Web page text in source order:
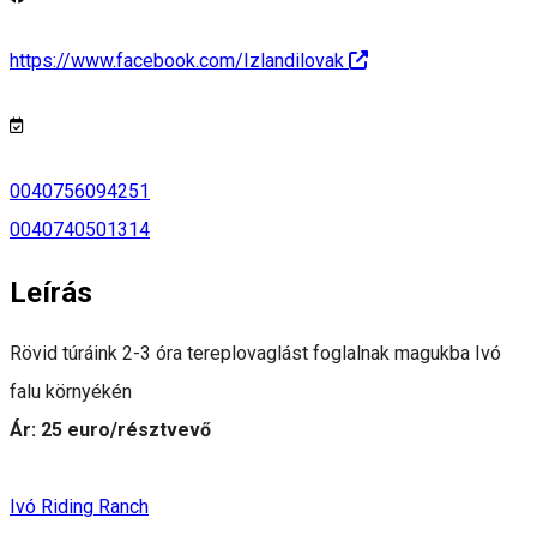
https://www.facebook.com/Izlandilovak
0040756094251
0040740501314
Leírás
Rövid túráink 2-3 óra tereplovaglást foglalnak magukba Ivó
falu környékén
Ár: 25 euro/résztvevő
Ivó Riding Ranch